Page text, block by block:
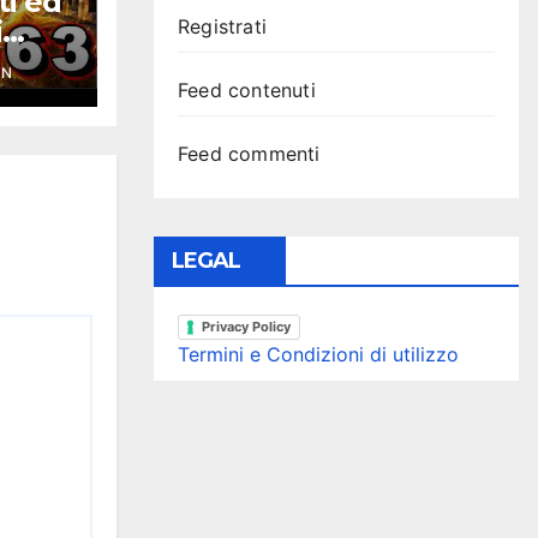
Registrati
Feed contenuti
Feed commenti
LEGAL
Privacy Policy
Termini e Condizioni di utilizzo